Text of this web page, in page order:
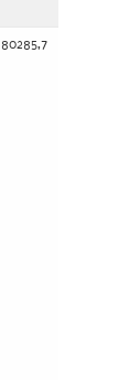
80285,7